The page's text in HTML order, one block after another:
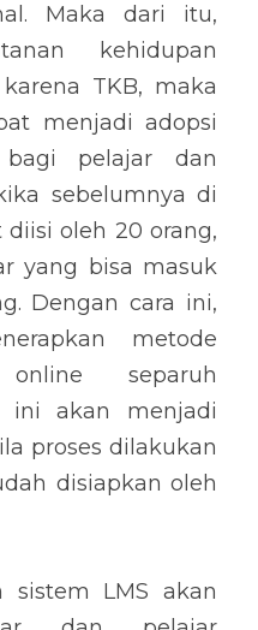
Maka dari itu,
kehidupan
TKB, maka
menjadi adopsi
pelajar dan
sebelumnya di
oleh 20 orang,
yang bisa masuk
Dengan cara ini,
metode
separuh
ini akan menjadi
proses dilakukan
disiapkan oleh
sistem LMS akan